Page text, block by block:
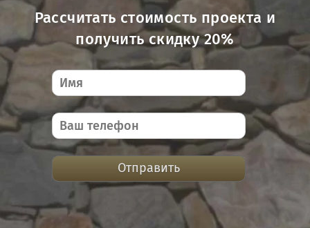
Рассчитать стоимость проекта и
получить скидку 20%
Отправить